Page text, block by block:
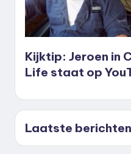
Kijktip: Jeroen in
Life staat op
Laatste berichten